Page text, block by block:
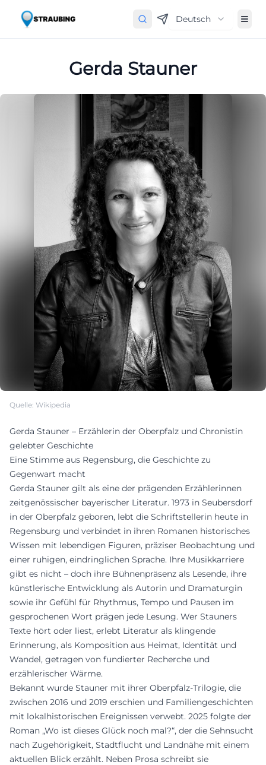
Deutsch
Gerda Stauner
Quelle: Wikipedia
Gerda Stauner – Erzählerin der Oberpfalz und Chronistin
gelebter Geschichte
Eine Stimme aus Regensburg, die Geschichte zu
Gegenwart macht
Gerda Stauner gilt als eine der prägenden Erzählerinnen
zeitgenössischer bayerischer Literatur. 1973 in Seubersdorf
in der Oberpfalz geboren, lebt die Schriftstellerin heute in
Regensburg und verbindet in ihren Romanen historisches
Wissen mit lebendigen Figuren, präziser Beobachtung und
einer ruhigen, eindringlichen Sprache. Ihre Musikkarriere
gibt es nicht – doch ihre Bühnenpräsenz als Lesende, ihre
künstlerische Entwicklung als Autorin und Dramaturgin
sowie ihr Gefühl für Rhythmus, Tempo und Pausen im
gesprochenen Wort prägen jede Lesung. Wer Stauners
Texte hört oder liest, erlebt Literatur als klingende
Erinnerung, als Komposition aus Heimat, Identität und
Wandel, getragen von fundierter Recherche und
erzählerischer Wärme.
Bekannt wurde Stauner mit ihrer Oberpfalz-Trilogie, die
zwischen 2016 und 2019 erschien und Familiengeschichten
mit lokalhistorischen Ereignissen verwebt. 2025 folgte der
Roman „Wo ist dieses Glück noch mal?“, der die Sehnsucht
nach Zugehörigkeit, Stadtflucht und Landnähe mit einem
aktuellen Blick erzählt. Neben Prosa schreibt sie